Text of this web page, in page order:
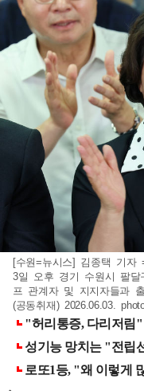
[수원=뉴시스] 김종택 기자
3일 오후 경기 수원시 팔달
프 관계자 및 지지자들과
(공동취재) 2026.06.03.